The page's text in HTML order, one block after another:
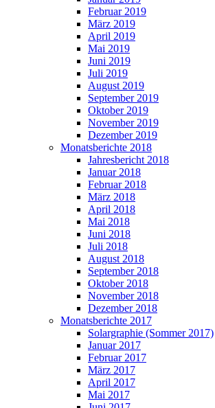
Februar 2019
März 2019
April 2019
Mai 2019
Juni 2019
Juli 2019
August 2019
September 2019
Oktober 2019
November 2019
Dezember 2019
Monatsberichte 2018
Jahresbericht 2018
Januar 2018
Februar 2018
März 2018
April 2018
Mai 2018
Juni 2018
Juli 2018
August 2018
September 2018
Oktober 2018
November 2018
Dezember 2018
Monatsberichte 2017
Solargraphie (Sommer 2017)
Januar 2017
Februar 2017
März 2017
April 2017
Mai 2017